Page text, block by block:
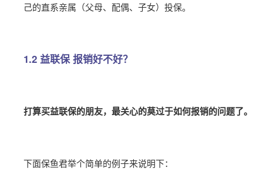
己的直系亲属（父母、配偶、子女）投保。
1.2 益联保 报销好不好？
打算买益联保的朋友，最关心的莫过于如何报销的问题了。
下面保鱼君举个简单的例子来说明下：